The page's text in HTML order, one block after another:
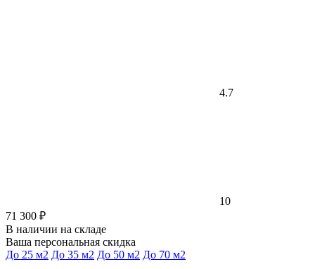
4.7
10
71 300 ₽
В наличии на складе
Ваша персональная скидка
До 25 м2 До 35 м2 До 50 м2 До 70 м2